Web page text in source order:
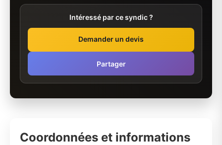
Intéressé par ce syndic ?
Demander un devis
Partager
Coordonnées et informations